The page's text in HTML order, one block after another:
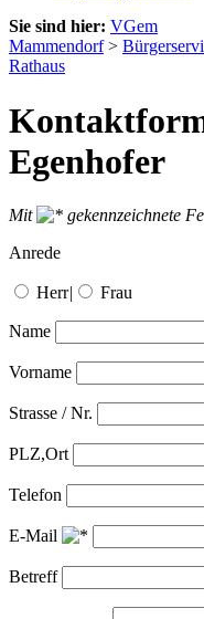
Sie sind hier: VGem
Mammendorf>
Rathaus
Egenhofer
Mit
gekennzeichnete
Anrede
Herr| Frau
Name
Vorname
Strasse / Nr.
PLZ,Ort
Telefon
E-Mail
Betreff